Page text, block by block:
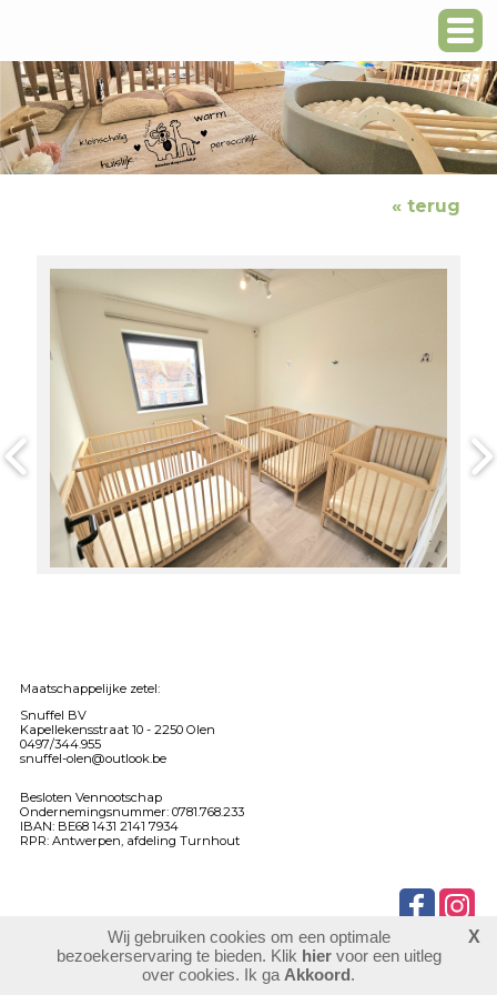
« terug
Maatschappelijke zetel:
Snuffel BV
Kapellekensstraat 10 - 2250 Olen
0497/344.955
snuffel-olen@outlook.be
Besloten Vennootschap
Ondernemingsnummer: 0781.768.233
IBAN: BE68 1431 2141 7934
RPR: Antwerpen, afdeling Turnhout
902118 bezoekers
login
Wij gebruiken cookies om een optimale
bezoekerservaring te bieden. Klik hiervoor een uitleg
over cookies. Ik ga Akkoord.
X